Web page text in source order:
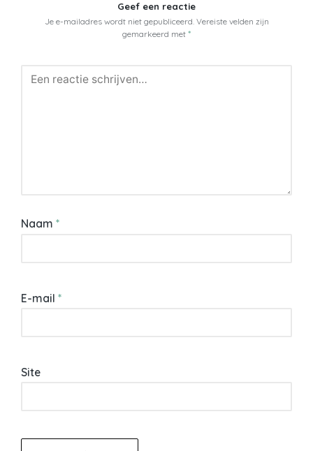
Geef een reactie
Je e-mailadres wordt niet gepubliceerd. Vereiste velden zijn
gemarkeerd met *
Naam *
E-mail *
Site